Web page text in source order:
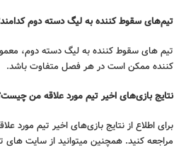
تیم‌های سقوط کننده به لیگ دسته دوم
تیم های سقوط کننده به لیگ دسته دوم،
کننده ممکن است در هر فصل متفاوت باشد.
نتایج بازی‌های اخیر تیم مورد علاقه من
برای اطلاع از نتایج بازی‌های اخیر تیم مورد
مراجعه کنید. همچنین میتوانید از سایت های